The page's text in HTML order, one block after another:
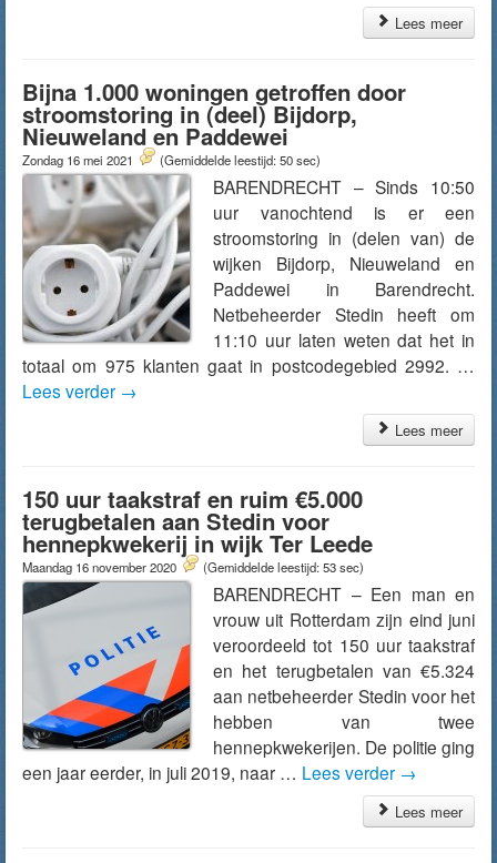
Lees meer
Bijna 1.000 woningen getroffen door
stroomstoring in (deel) Bijdorp,
Nieuweland en Paddewei
Zondag 16 mei 2021 (Gemiddelde leestijd: 50 sec)
BARENDRECHT – Sinds 10:50
uur vanochtend is er een
stroomstoring in (delen van) de
wijken Bijdorp, Nieuweland en
Paddewei in Barendrecht.
Netbeheerder Stedin heeft om
11:10 uur laten weten dat het in
totaal om 975 klanten gaat in postcodegebied 2992. …
Lees verder →
Lees meer
150 uur taakstraf en ruim €5.000
terugbetalen aan Stedin voor
hennepkwekerij in wijk Ter Leede
Maandag 16 november 2020 (Gemiddelde leestijd: 53 sec)
BARENDRECHT – Een man en
vrouw uit Rotterdam zijn eind juni
veroordeeld tot 150 uur taakstraf
en het terugbetalen van €5.324
aan netbeheerder Stedin voor het
hebben van twee
hennepkwekerijen. De politie ging
een jaar eerder, in juli 2019, naar … Lees verder →
Lees meer